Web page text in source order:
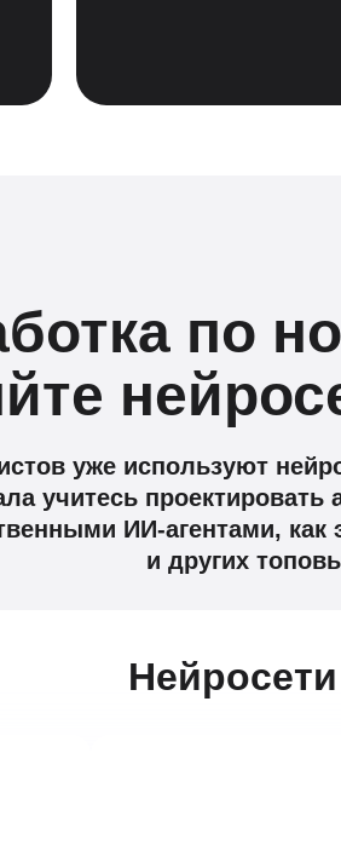
уже используют
учитесь проектировать
ИИ-агентами,
и других
по